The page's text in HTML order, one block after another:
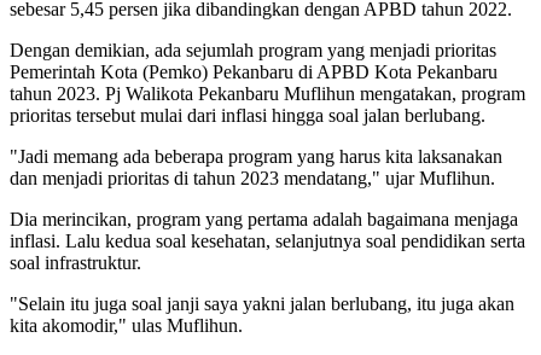
sebesar 5,45 persen jika dibandingkan dengan APBD tahun 2022.
Dengan demikian, ada sejumlah program yang menjadi prioritas
Pemerintah Kota (Pemko) Pekanbaru di APBD Kota Pekanbaru
tahun 2023. Pj Walikota Pekanbaru Muflihun mengatakan, program
prioritas tersebut mulai dari inflasi hingga soal jalan berlubang.
"Jadi memang ada beberapa program yang harus kita laksanakan
dan menjadi prioritas di tahun 2023 mendatang," ujar Muflihun.
Dia merincikan, program yang pertama adalah bagaimana menjaga
inflasi. Lalu kedua soal kesehatan, selanjutnya soal pendidikan serta
soal infrastruktur.
"Selain itu juga soal janji saya yakni jalan berlubang, itu juga akan
kita akomodir," ulas Muflihun.